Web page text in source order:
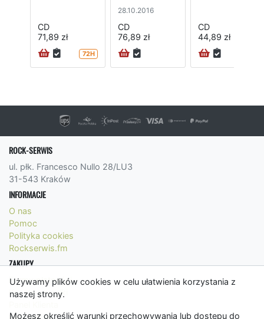
Używamy plików cookies w celu ułatwienia korzystania z
naszej strony.
Możesz określić warunki przechowywania lub dostępu do
CD
71,89 zł
72H
28.10.2016
CD
76,89 zł
CD
44,89 zł
ROCK-SERWIS
ul. płk. Francesco Nullo 28/LU3
31-543 Kraków
INFORMACJE
O nas
Pomoc
Polityka cookies
Rockserwis.fm
ZAKUPY
Formy płatności
Koszty wysyłki